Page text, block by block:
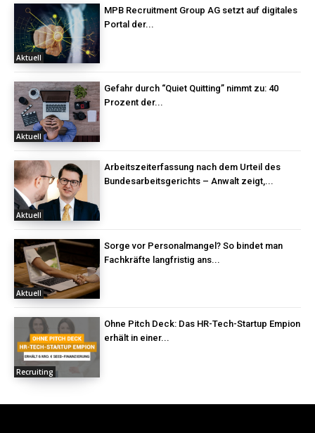
Aktuell
MPB Recruitment Group AG setzt auf digitales
Portal der...
Aktuell
Gefahr durch “Quiet Quitting” nimmt zu: 40
Prozent der...
Aktuell
Arbeitszeiterfassung nach dem Urteil des
Bundesarbeitsgerichts – Anwalt zeigt,...
Aktuell
Sorge vor Personalmangel? So bindet man
Fachkräfte langfristig ans...
Recruiting
Ohne Pitch Deck: Das HR-Tech-Startup Empion
erhält in einer...